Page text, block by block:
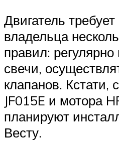
Двигатель
владельца
правил:
свечи,
клапанов. Кстати,
JF015E и мотора
планируют
Весту.